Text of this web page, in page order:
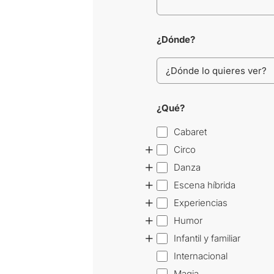
¿Dónde?
¿Qué?
Cabaret
Circo
+
Danza
+
Escena híbrida
+
Experiencias
+
Humor
+
Infantil y familiar
+
Internacional